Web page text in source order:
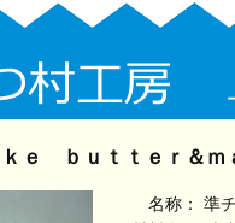
ｅ ｂｕｔｔｅｒ＆ｍ
名称：
準